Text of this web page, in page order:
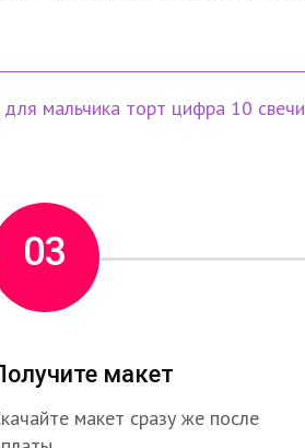
для мальчика торт цифра 10 свечи
03
макет
макет сразу же после